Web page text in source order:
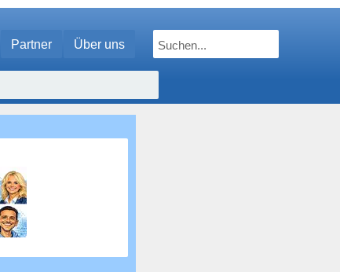
Partner Über uns